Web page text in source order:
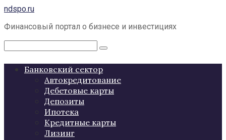
Перейти
контенту
ndspo.ru
Финансовый портал о бизнесе и инвестициях
Поиск:
Банковский сектор
Автокредитование
Дебетовые карты
Депозиты
Ипотека
Кредитные карты
Лизинг